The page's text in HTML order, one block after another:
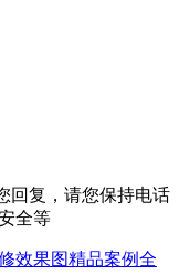
回复，请您保持电话
全等
效果图精品案例全